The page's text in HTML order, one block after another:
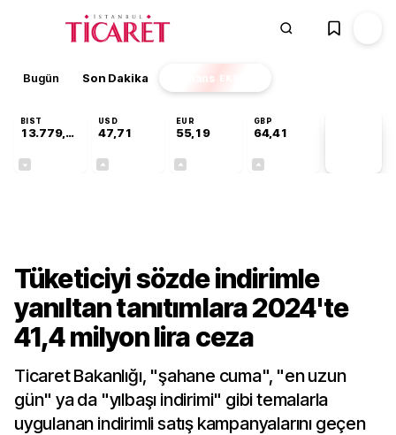
Bugün Son Dakika Finans EKSTRA
BIST
13.779,39
USD
47,71
EUR
55,19
GBP
64,41
Tüketiciyi sözde indirimle
yanıltan tanıtımlara 2024'te
41,4 milyon lira ceza
Ticaret Bakanlığı, "şahane cuma", "en uzun
gün" ya da "yılbaşı indirimi" gibi temalarla
uygulanan indirimli satış kampanyalarını geçen